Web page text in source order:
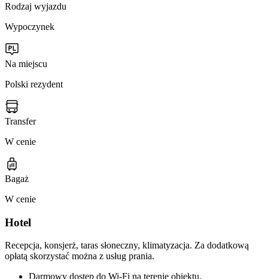
Rodzaj wyjazdu
Wypoczynek
Na miejscu
Polski rezydent
Transfer
W cenie
Bagaż
W cenie
Hotel
Recepcja, konsjerż, taras słoneczny, klimatyzacja. Za dodatkową
opłatą skorzystać można z usług prania.
Darmowy dostęp do Wi-Fi na terenie obiektu.